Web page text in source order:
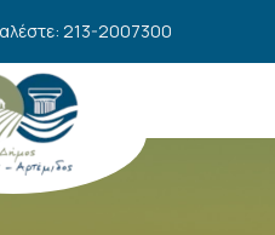
213-2007300